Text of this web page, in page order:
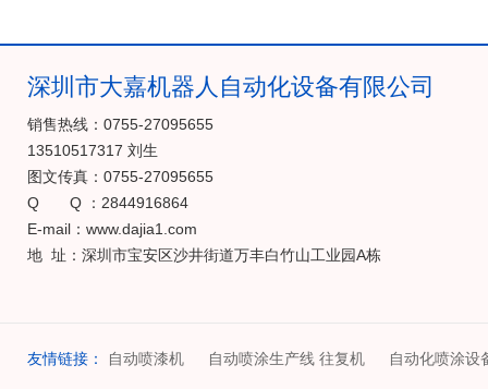
深圳市大嘉机器人自动化设备有限公司
销售热线：0755-27095655
13510517317 刘生
图文传真：0755-27095655
Q Q ：2844916864
E-mail：www.dajia1.com
地 址：深圳市宝安区沙井街道万丰白竹山工业园A栋
友情链接： 自动喷漆机 自动喷涂生产线 往复机 自动化喷涂设